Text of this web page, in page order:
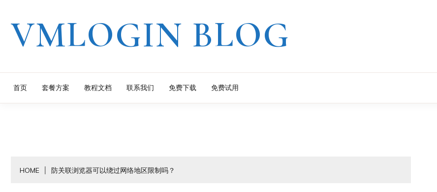
content
VMLOGIN BLOG
首页 套餐方案 教程文档 联系我们 免费下载 免费试用
HOME 防关联浏览器可以绕过网络地区限制吗？